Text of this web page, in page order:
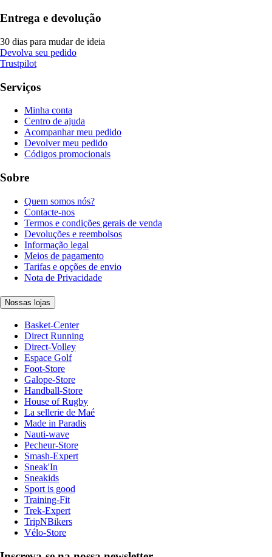
Entrega e devolução
30 dias para mudar de ideia
Devolva seu pedido
Trustpilot
Serviços
Minha conta
Centro de ajuda
Acompanhar meu pedido
Devolver meu pedido
Códigos promocionais
Sobre
Quem somos nós?
Contacte-nos
Termos e condições gerais de venda
Devoluções e reembolsos
Informação legal
Meios de pagamento
Tarifas e opções de envio
Nota de Privacidade
Nossas lojas
Basket-Center
Direct Running
Direct-Volley
Espace Golf
Foot-Store
Galope-Store
Handball-Store
House of Rugby
La sellerie de Maé
Made in Paradis
Nauti-wave
Pecheur-Store
Smash-Expert
Sneak'In
Sneakids
Sport is good
Training-Fit
Trek-Expert
TripNBikers
Vélo-Store